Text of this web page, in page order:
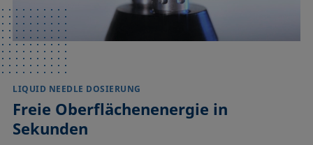
LIQUID NEEDLE DOSIERUNG
Freie Oberflächenenergie in
Sekunden